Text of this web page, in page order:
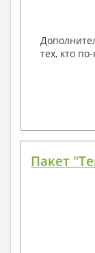
тех, кто
Пакет